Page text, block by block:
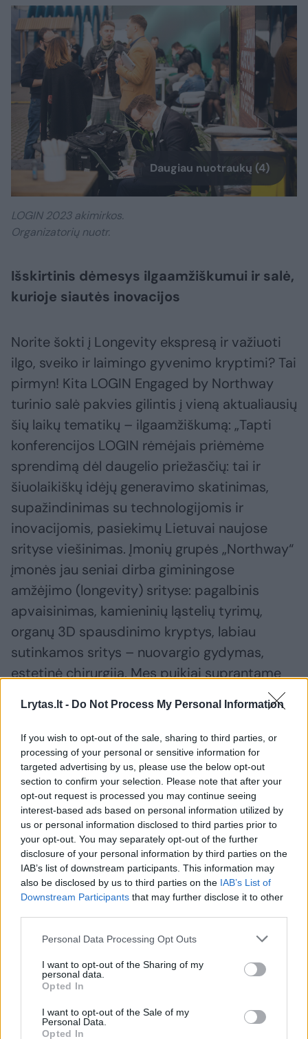
Lrytas.lt - Do Not Process My Personal Information
If you wish to opt-out of the sale, sharing to third parties, or
processing of your personal or sensitive information for
targeted advertising by us, please use the below opt-out
section to confirm your selection. Please note that after your
opt-out request is processed you may continue seeing
interest-based ads based on personal information utilized by
us or personal information disclosed to third parties prior to
your opt-out. You may separately opt-out of the further
disclosure of your personal information by third parties on the
IAB’s list of downstream participants. This information may
also be disclosed by us to third parties on the IAB’s List of
Downstream Participants that may further disclose it to other
Personal Data Processing Opt Outs
I want to opt-out of the Sharing of my
personal data.
Opted In
I want to opt-out of the Sale of my
Personal Data.
Opted In
Daugiau nuotraukų (4)
LOGIN 2023 akimirkos.
Organizatorių nuotr.
Išskirtinis dėmesys ilgaamžiškumui ir salė,
kurioje siautės inovacijos
Norite šokti į Longevity ekspresą ir važiuoti
ilgo, sveiko ir laimingo gyvenimo kryptimi? Tai
pirmyn! Kita LOGIN Engaged by Northway
turinio salė pakvies gilintis į vieną aktualiausių
šių laikų tematikų – ilgaamžiškumą: „Tapti
konferencijos LOGIN rėmėjais priėmėme
sprendimą dėl daugelio priežasčių: tai ir
šiuolaikiškų idėjų generavimo skatinimas,
supažindinimas su technologijomis ir
inovacijomis, pasiekimų Lietuvai naujose
srityse viešinimas. Įmonių grupės „Northway“
įmonės jau seniai dirba giminingose
amžėjimo (longevity) srityse: pagalbinis
apvaisinimas, kamieninių ląstelių tyrimų,
organų 3D spausdinimo kryptys, labiau
sutinkamos sritys – nuovargio gydymas,
estetinė chirurgija. Mes puikiai suprantame
potencialą“, – pasakoja medicinos centrų
„Northway“ Rinkodaros ir pardavimų
direktorė Rima Vaisietienė.
LOGIN Boosted by Balcia Insurance – dar
viena šių metų konferencijos turinio salė, o
tapti konferencijos partneriais draudimo
bendrovė „Balcia“ sako nusprendę dėl tobulo
vertybių ir siekių suderėjimo tarp
konferencijos ir bendrovės tikslų:
„Aš pats esu šios konferencijos fanas jau
daugybę metų. Pamenu, 2012-aisiais LOGIN
konferencijoje dalyvavo asmuo, kurio aš labai
laukiau ir jis man paliko didžiulį įspūdį. Tai
buvo „Wikipedia“ įkūrėjas Jimmy Wales.